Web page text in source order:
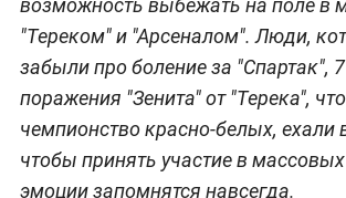
возможность выбежать на поле в
"Тереком" и "Арсеналом". Люди,
забыли про боление за "Спартак",
поражения "Зенита" от "Терека",
чемпионство красно-белых, ехали
чтобы принять участие в
эмоции запомнятся навсегда.